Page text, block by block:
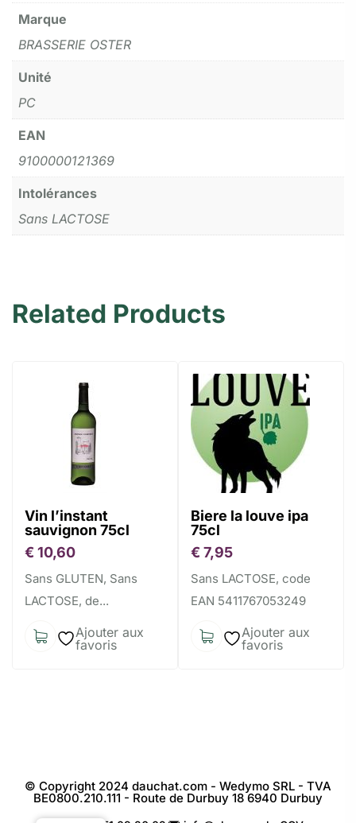
Marque
BRASSERIE OSTER
Unité
PC
EAN
9100000121369
Intolérances
Sans LACTOSE
Related Products
Vin l’instant
sauvignon 75cl
€ 10,60
Sans GLUTEN, Sans
LACTOSE, de...
Ajouter aux
favoris
Biere la louve ipa
75cl
€ 7,95
Sans LACTOSE, code
EAN 5411767053249
Ajouter aux
favoris
© Copyright 2024 dauchat.com - Wedymo SRL - TVA
BE0800.210.111 - Route de Durbuy 18 6940 Durbuy